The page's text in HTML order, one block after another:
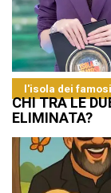
l'isola dei famosi
CHI TRA LE
ELIMINATA?